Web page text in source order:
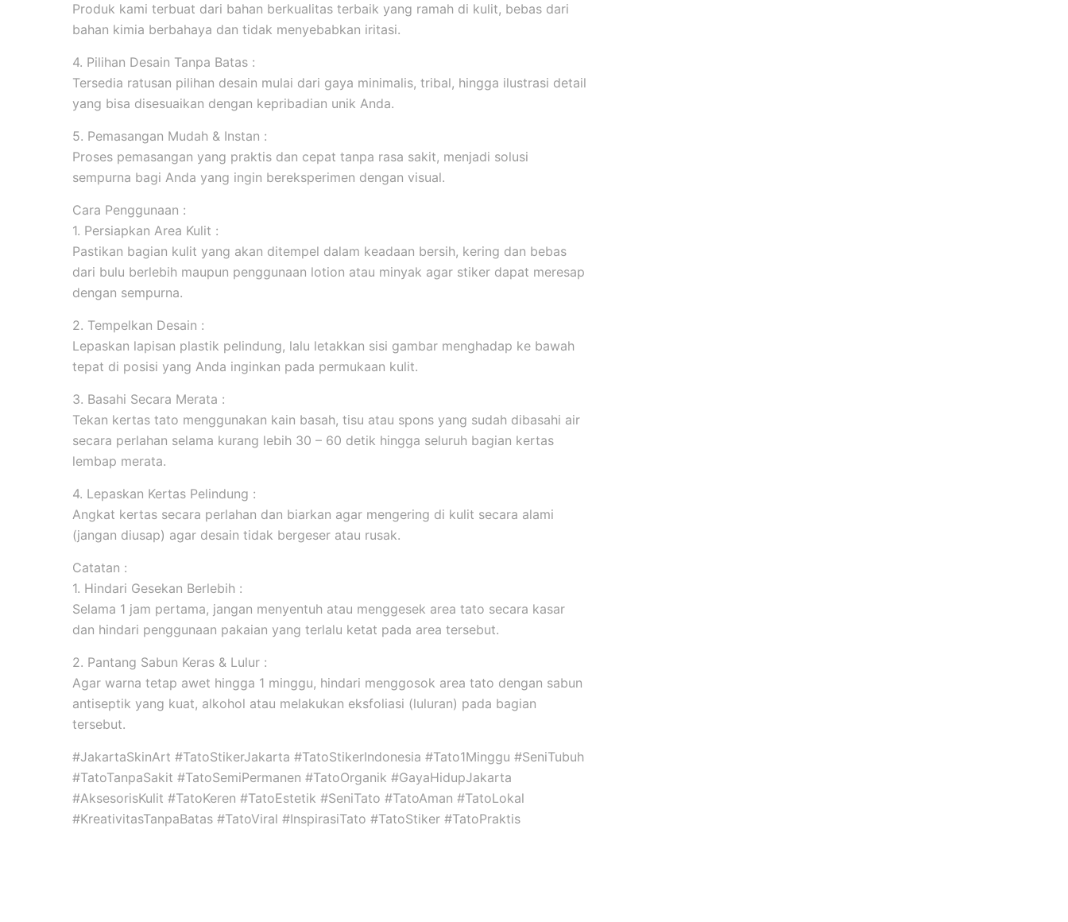
Produk kami terbuat dari bahan berkualitas terbaik yang ramah di kulit, bebas dari
bahan kimia berbahaya dan tidak menyebabkan iritasi.
4. Pilihan Desain Tanpa Batas :
Tersedia ratusan pilihan desain mulai dari gaya minimalis, tribal, hingga ilustrasi detail
yang bisa disesuaikan dengan kepribadian unik Anda.
5. Pemasangan Mudah & Instan :
Proses pemasangan yang praktis dan cepat tanpa rasa sakit, menjadi solusi
sempurna bagi Anda yang ingin bereksperimen dengan visual.
Cara Penggunaan :
1. Persiapkan Area Kulit :
Pastikan bagian kulit yang akan ditempel dalam keadaan bersih, kering dan bebas
dari bulu berlebih maupun penggunaan lotion atau minyak agar stiker dapat meresap
dengan sempurna.
2. Tempelkan Desain :
Lepaskan lapisan plastik pelindung, lalu letakkan sisi gambar menghadap ke bawah
tepat di posisi yang Anda inginkan pada permukaan kulit.
3. Basahi Secara Merata :
Tekan kertas tato menggunakan kain basah, tisu atau spons yang sudah dibasahi air
secara perlahan selama kurang lebih 30 – 60 detik hingga seluruh bagian kertas
lembap merata.
4. Lepaskan Kertas Pelindung :
Angkat kertas secara perlahan dan biarkan agar mengering di kulit secara alami
(jangan diusap) agar desain tidak bergeser atau rusak.
Catatan :
1. Hindari Gesekan Berlebih :
Selama 1 jam pertama, jangan menyentuh atau menggesek area tato secara kasar
dan hindari penggunaan pakaian yang terlalu ketat pada area tersebut.
2. Pantang Sabun Keras & Lulur :
Agar warna tetap awet hingga 1 minggu, hindari menggosok area tato dengan sabun
antiseptik yang kuat, alkohol atau melakukan eksfoliasi (luluran) pada bagian
tersebut.
#JakartaSkinArt #TatoStikerJakarta #TatoStikerIndonesia #Tato1Minggu #SeniTubuh
#TatoTanpaSakit #TatoSemiPermanen #TatoOrganik #GayaHidupJakarta
#AksesorisKulit #TatoKeren #TatoEstetik #SeniTato #TatoAman #TatoLokal
#KreativitasTanpaBatas #TatoViral #InspirasiTato #TatoStiker #TatoPraktis